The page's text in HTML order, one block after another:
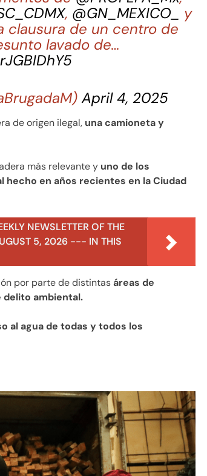
, @GN_MEXICO_
y
clausura de un centro de
lavado de…
April 4, 2025
de origen ilegal, una camioneta y
más relevante y uno de los
en años recientes en la Ciudad
NEWSLETTER OF THE
5, 2026 --- IN THIS
por parte de distintasáreas de
ambiental.
al agua de todas y todos los